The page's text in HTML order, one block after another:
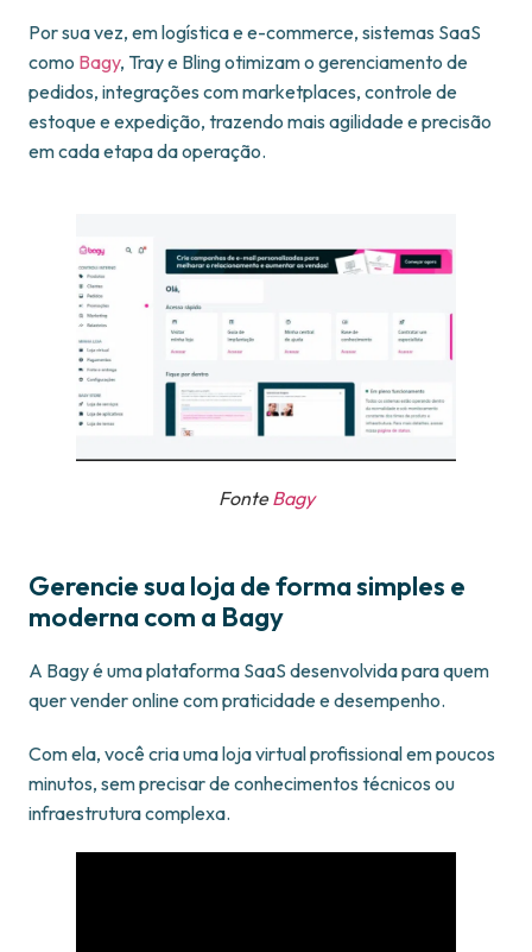
Por sua vez, em logística e e-commerce, sistemas SaaS
como Bagy, Tray e Bling otimizam o gerenciamento de
pedidos, integrações com marketplaces, controle de
estoque e expedição, trazendo mais agilidade e precisão
em cada etapa da operação.
FonteBagy
Gerencie sua loja de forma simples e
moderna com a Bagy
A Bagy é uma plataforma SaaS desenvolvida para quem
quer vender online com praticidade e desempenho.
Com ela, você cria uma loja virtual profissional em poucos
minutos, sem precisar de conhecimentos técnicos ou
infraestrutura complexa.